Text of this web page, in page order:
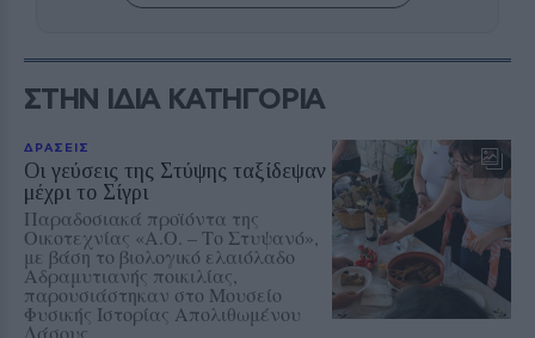
ΣΤΗΝ ΙΔΙΑ ΚΑΤΗΓΟΡΙΑ
ΔΡΑΣΕΙΣ
Οι γεύσεις της Στύψης ταξίδεψαν
μέχρι το Σίγρι
Παραδοσιακά προϊόντα της
Οικοτεχνίας «Α.Ο. – Το Στυψανό»,
με βάση το βιολογικό ελαιόλαδο
Αδραμυτιανής ποικιλίας,
παρουσιάστηκαν στο Μουσείο
Φυσικής Ιστορίας Απολιθωμένου
Δάσους